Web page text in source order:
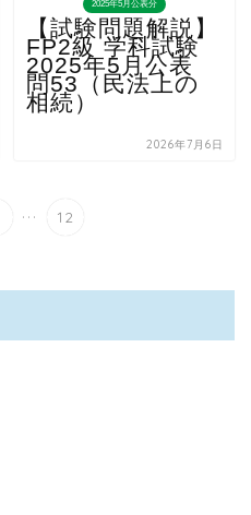
2025年5月公表分
【試験問題解説】
FP2級 学科試験
2025年5月公表
問53（民法上の
相続）
2026年7月6日
... 12